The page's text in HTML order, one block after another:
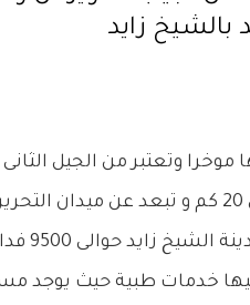
بالشيخ زايد
موخرا وتعتبر من الجيل
خدمات طبية حيث يوجد